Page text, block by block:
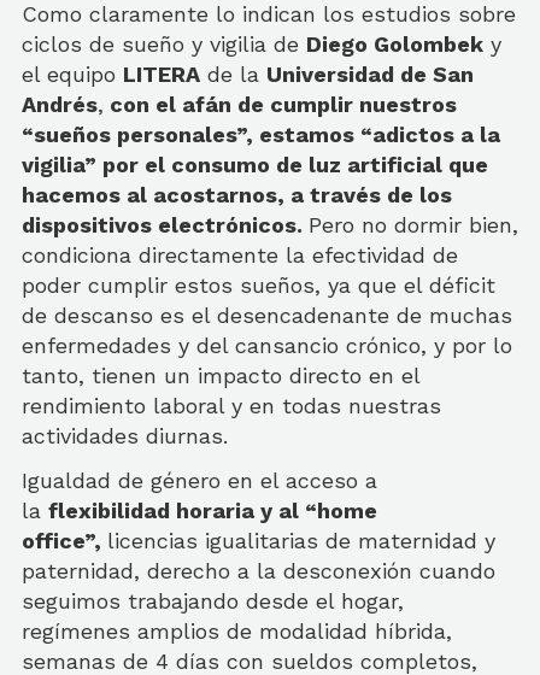
Como claramente lo indican los estudios sobre
ciclos de sueño y vigilia de Diego Golombek y
el equipo LITERA de la Universidad de San
Andrés, con el afán de cumplir nuestros
“sueños personales”, estamos “adictos a la
vigilia” por el consumo de luz artificial que
hacemos al acostarnos, a través de los
dispositivos electrónicos. Pero no dormir bien,
condiciona directamente la efectividad de
poder cumplir estos sueños, ya que el déficit
de descanso es el desencadenante de muchas
enfermedades y del cansancio crónico, y por lo
tanto, tienen un impacto directo en el
rendimiento laboral y en todas nuestras
actividades diurnas.
Igualdad de género en el acceso a
la flexibilidad horaria y al “home
office”, licencias igualitarias de maternidad y
paternidad, derecho a la desconexión cuando
seguimos trabajando desde el hogar,
regímenes amplios de modalidad híbrida,
semanas de 4 días con sueldos completos,